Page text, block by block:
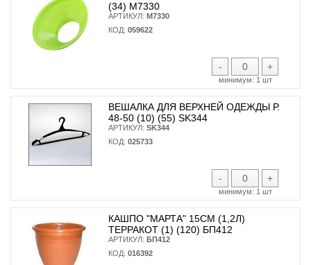
(34) М7330
АРТИКУЛ: М7330
КОД: 059622
- +
минимум: 1 шт
ВЕШАЛКА ДЛЯ ВЕРХНЕЙ ОДЕЖДЫ Р.
48-50 (10) (55) SK344
АРТИКУЛ: SK344
КОД: 025733
- +
минимум: 1 шт
КАШПО "МАРТА" 15СМ (1,2Л)
ТЕРРАКОТ (1) (120) БП412
АРТИКУЛ: БП412
КОД: 016392